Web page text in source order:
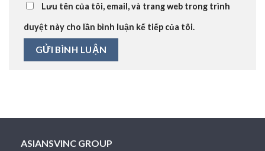
Lưu tên của tôi, email, và trang web trong trình
duyệt này cho lần bình luận kế tiếp của tôi.
ASIANSVINC GROUP